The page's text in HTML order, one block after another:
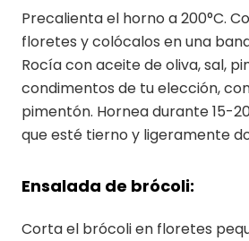
Precalienta el horno a 200°C.
floretes y colócalos en una
Rocía con aceite de oliva, sal,
condimentos de tu elección,
pimentón. Hornea durante 15-
que esté tierno y ligeramente
Ensalada de brócoli:
Corta el brócoli en floretes